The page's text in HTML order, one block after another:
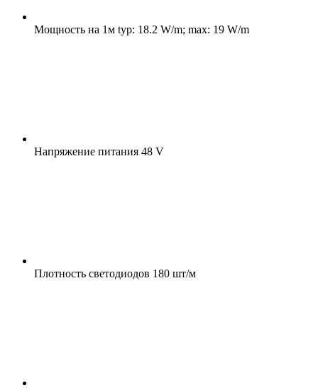
Мощность на 1м typ: 18.2 W/m; max: 19 W/m
Напряжение питания 48 V
Плотность светодиодов 180 шт/м